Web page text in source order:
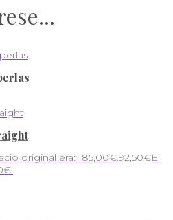
original era: 185,00€.92,50€El